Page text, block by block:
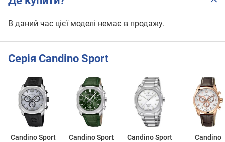
В даний час цієї моделі немає в продажу.
Серія Candino Sport
Candino Sport
Candino Sport
Candino Sport
Candino